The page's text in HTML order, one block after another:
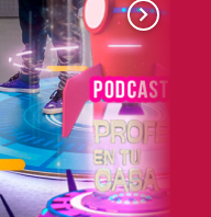
COMPARTIR